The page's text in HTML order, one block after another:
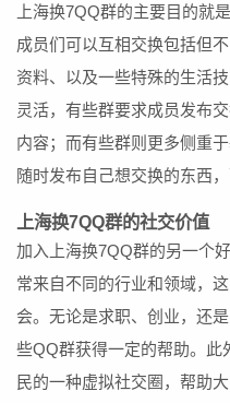
上海换7QQ群的主要目的就
成员们可以互相交换包括但
资料、以及一些特殊的生活
灵活，有些群要求成员发布
内容；而有些群则更多侧重
随时发布自己想交换的东西
上海换7QQ群的社交价值
加入上海换7QQ群的另一个
常来自不同的行业和领域，
会。无论是求职、创业，还
些QQ群获得一定的帮助。此
民的一种虚拟社交圈，帮助